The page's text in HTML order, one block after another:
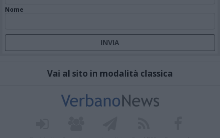
Nome
Vai al sito in modalità classica